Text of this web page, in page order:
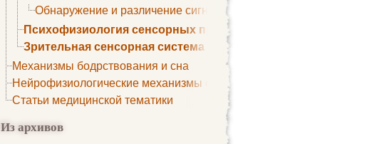
Обнаружение и различение сигналов. Сенсорная рецепция
Психофизиология сенсорных процессов
Зрительная сенсорная система
Механизмы бодрствования и сна
Нейрофизиологические механизмы сна
Статьи медицинской тематики
Из архивов